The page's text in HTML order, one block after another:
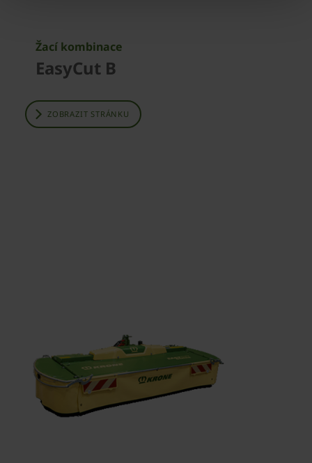
Žací kombinace
EasyCut B
ZOBRAZIT STRÁNKU